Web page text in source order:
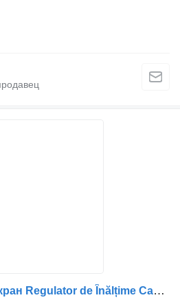
Главный тормозной кран Regulator de Înălțime Cabina Față для грузовика Volvo 20746483